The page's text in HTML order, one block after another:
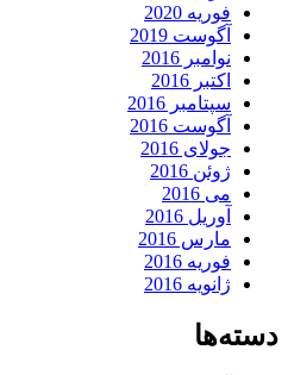
فوریه 2020
آگوست 2019
نوامبر 2016
اکتبر 2016
سپتامبر 2016
آگوست 2016
جولای 2016
ژوئن 2016
می 2016
آوریل 2016
مارس 2016
فوریه 2016
ژانویه 2016
دسته‌ها